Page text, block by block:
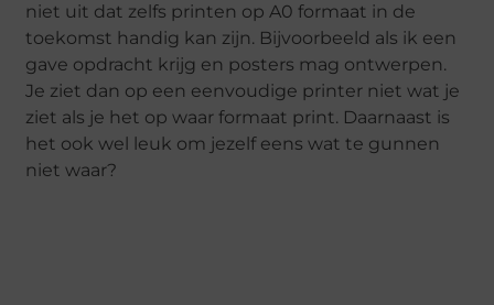
niet uit dat zelfs printen op A0 formaat in de
toekomst handig kan zijn. Bijvoorbeeld als ik een
gave opdracht krijg en posters mag ontwerpen.
Je ziet dan op een eenvoudige printer niet wat je
ziet als je het op waar formaat print. Daarnaast is
het ook wel leuk om jezelf eens wat te gunnen
niet waar?